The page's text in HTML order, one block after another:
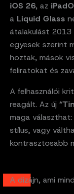
iOS 26, az
a Liquid Glass
átalakulást
egyesek szerint
hoztak, mások
feliratokat és
A felhasználói
reagált. Az új
maga
stílus, vagy
kontrasztosabb
A dizájn, ami